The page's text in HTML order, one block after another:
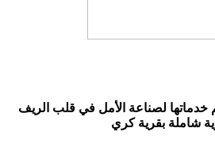
خدماتها لصناعة الأمل في قلب الريف
شاملة بقرية كري